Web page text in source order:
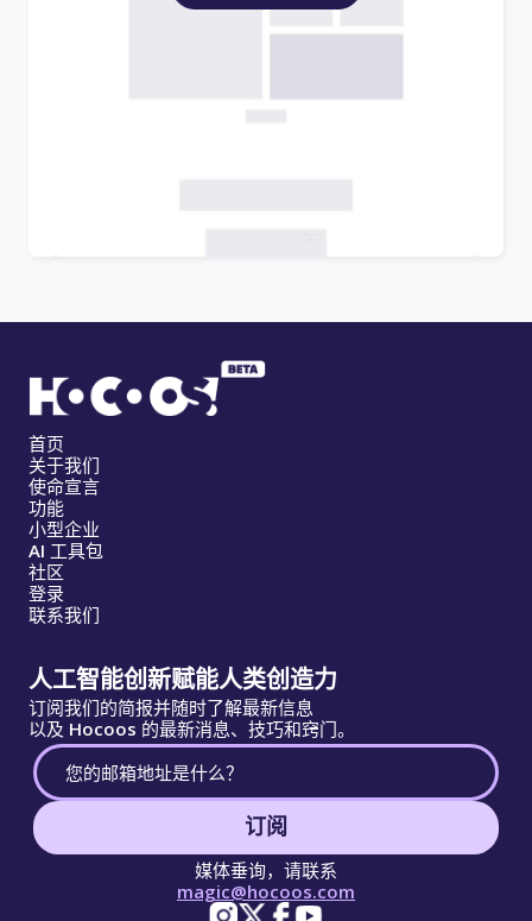
首页
关于我们
使命宣言
功能
小型企业
AI 工具包
社区
登录
联系我们
人工智能创新赋能人类创造力
订阅我们的简报并随时了解最新信息
以及 Hocoos 的最新消息、技巧和窍门。
订阅
媒体垂询，请联系
magic@hocoos.com